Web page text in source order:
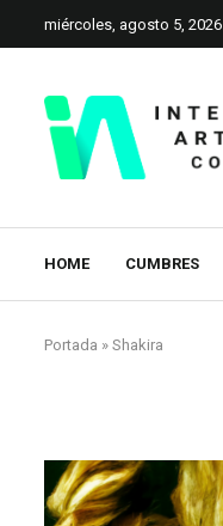
miércoles, agosto 5, 2026
HOME CUMBRES
Portada » Shakira